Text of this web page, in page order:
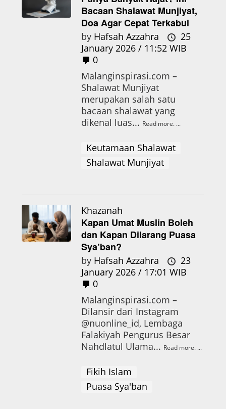
Bacaan Shalawat Munjiyat,
Doa Agar Cepat Terkabul
by Hafsah Azzahra
25
January 2026 / 11:52 WIB
0
Malanginspirasi.com –
Shalawat Munjiyat
merupakan salah satu
bacaan shalawat yang
dikenal luas... Read more.
Keutamaan Shalawat
Shalawat Munjiyat
Khazanah
Kapan Umat Muslin Boleh
dan Kapan Dilarang Puasa
Sya’ban?
by Hafsah Azzahra
23
January 2026 / 17:01 WIB
0
Malanginspirasi.com –
Dilansir dari Instagram
@nuonline_id, Lembaga
Falakiyah Pengurus Besar
Nahdlatul Ulama... Read more.
Fikih Islam
Puasa Sya'ban